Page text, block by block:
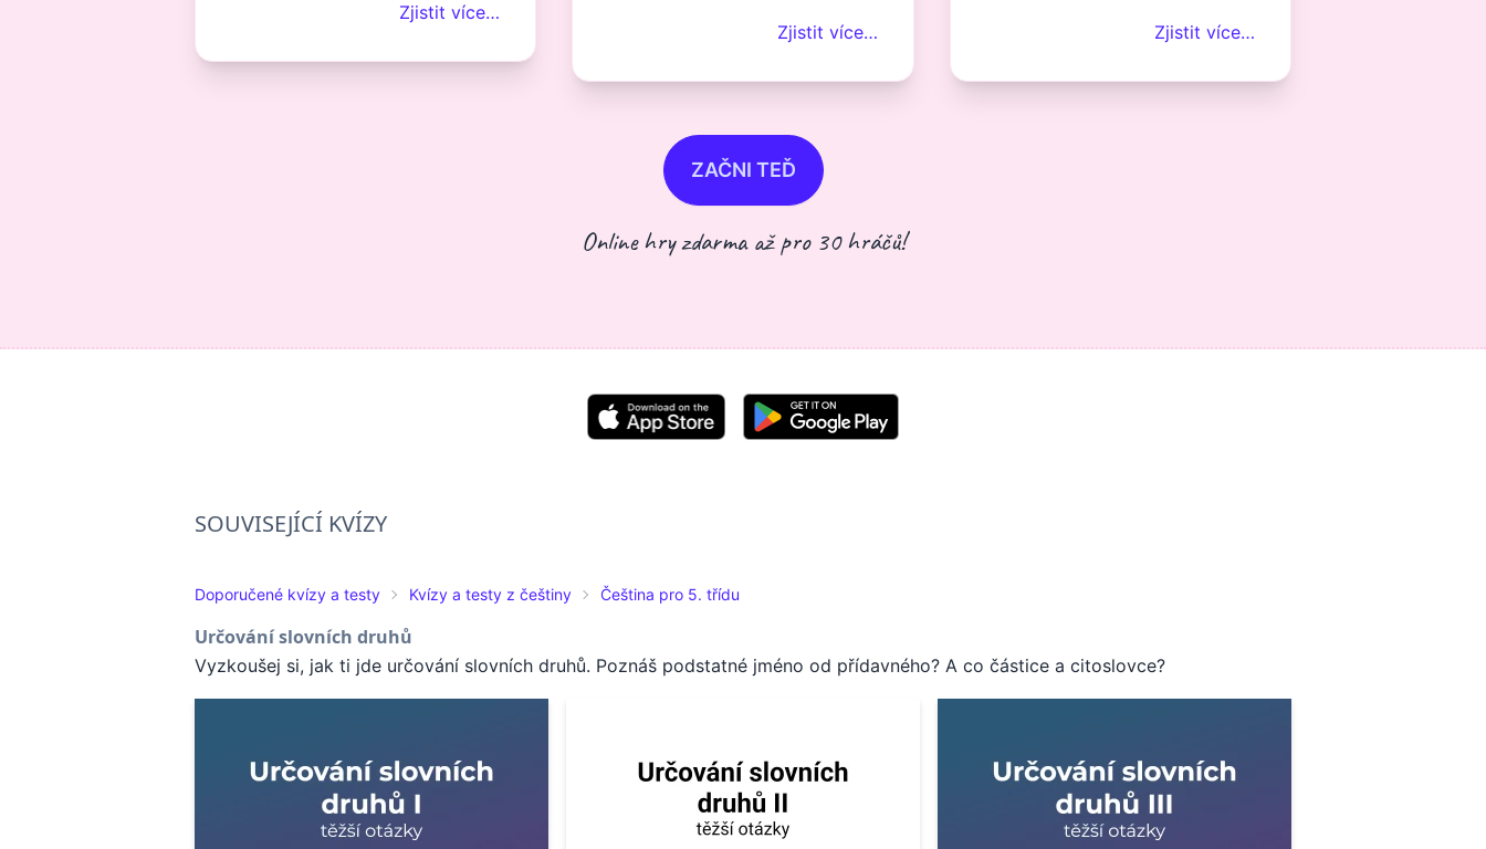
Zjistit více…
Zjistit více…
Zjistit více…
ZAČNI TEĎ
Online hry zdarma až pro 30 hráčů!
SOUVISEJÍCÍ KVÍZY
Doporučené kvízy a testy Kvízy a testy z češtiny Čeština pro 5. třídu
Určování slovních druhů
Vyzkoušej si, jak ti jde určování slovních druhů. Poznáš podstatné jméno od přídavného? A co částice a citoslovce?